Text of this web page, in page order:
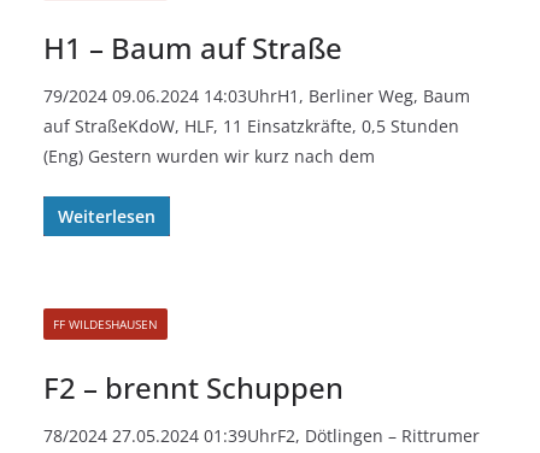
H1 – Baum auf Straße
79/2024 09.06.2024 14:03UhrH1, Berliner Weg, Baum
auf StraßeKdoW, HLF, 11 Einsatzkräfte, 0,5 Stunden
(Eng) Gestern wurden wir kurz nach dem
Weiterlesen
FF WILDESHAUSEN
F2 – brennt Schuppen
78/2024 27.05.2024 01:39UhrF2, Dötlingen – Rittrumer